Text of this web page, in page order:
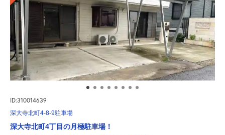
ID:310014639
深大寺北町4-8-9駐車場
深大寺北町4丁目の月極駐車場！